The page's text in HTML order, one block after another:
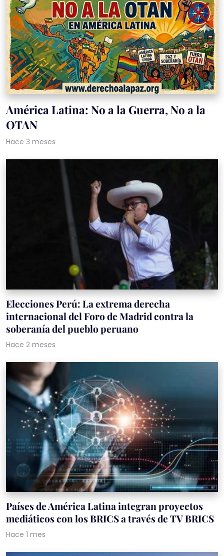
América Latina: No a la Guerra, No a la
OTAN
Hace 3 meses
Elecciones Perú: La extrema derecha
internacional del Foro de Madrid contra la
soberanía del pueblo peruano
Hace 2 meses
Países de América Latina integran proyectos
mediáticos con los BRICS a través de TV BRICS
Hace 1 mes